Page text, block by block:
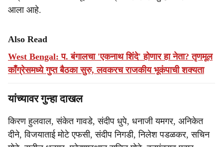
आला आहे.
Also Read
West Bengal: प. बंगालचा 'एकनाथ शिंदे' होणार हा नेता? तृणमूल
काँग्रेसमध्ये गुप्त बैठका सुरु, लवकरच राजकीय भूकंपाची शक्यता
यांच्यावर गुन्हा दाखल
किरण हुलवाल, संकेत गावडे, संदीप धुपे, धनाजी यमगर, अनिकेत
दीने, विजयाताई मोटे एफसी, संदीप निगडी, निलेश पडळकर, सचिन